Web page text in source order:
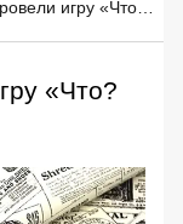
«Что?